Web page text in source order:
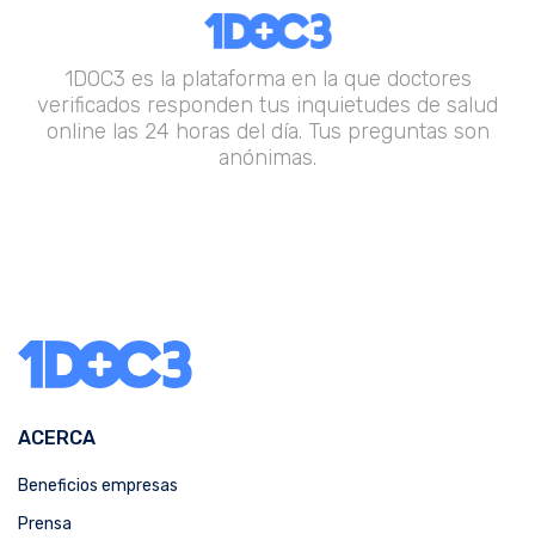
1DOC3 es la plataforma en la que doctores
verificados responden tus inquietudes de salud
online las 24 horas del día. Tus preguntas son
anónimas.
ACERCA
Beneficios empresas
Prensa